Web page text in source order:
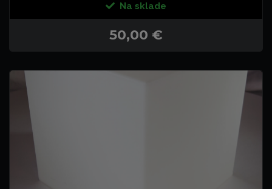
Na sklade
50,00 €